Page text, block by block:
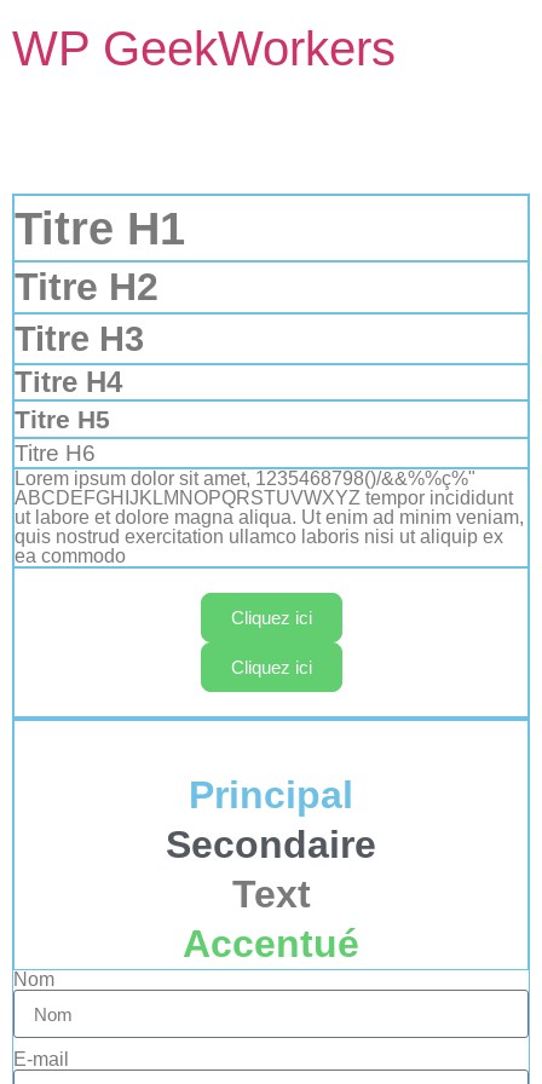
WP GeekWorkers
Titre H1
Titre H2
Titre H3
Titre H4
Titre H5
Titre H6
Lorem ipsum dolor sit amet, 1235468798()/&&%%ç%"
ABCDEFGHIJKLMNOPQRSTUVWXYZ tempor incididunt
ut labore et dolore magna aliqua. Ut enim ad minim veniam,
quis nostrud exercitation ullamco laboris nisi ut aliquip ex
ea commodo
Cliquez ici
Cliquez ici
Principal
Secondaire
Text
Accentué
Nom
E-mail